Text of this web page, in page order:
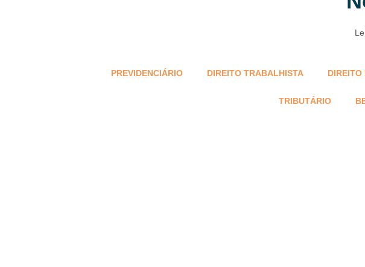
PREVIDENCIÁRIO DIREITO TRABALHISTA DIREITO
TRIBUTÁRIO